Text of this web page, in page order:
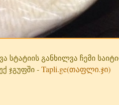
სტატიის განხილვა ჩემი
ჯგუფში - Tapli.ge(თაფლი.ჯი)